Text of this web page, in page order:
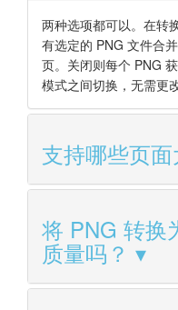
两种选项都可以。在转
有选定的 PNG 文件合
页。关闭则每个 PNG
模式之间切换，无需更
支持哪些页面
将 PNG 转换
质量吗？